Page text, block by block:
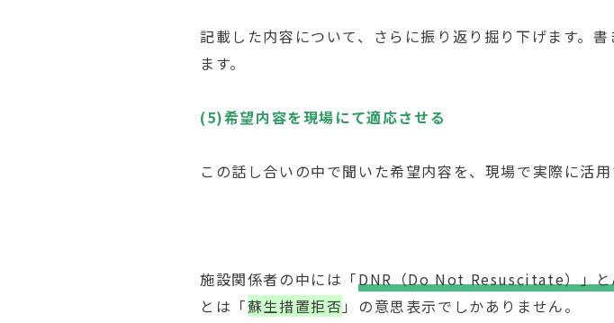
記載した内容について、さらに振り返り掘り下げます。
ます。
(5)希望内容を現場にて適応させる
この話し合いの中で聞いた希望内容を、現場で実際に活用
施設関係者の中には「DNR（Do Not Resuscitate）」と
とは「蘇生措置拒否 」の意思表示でしかありません。